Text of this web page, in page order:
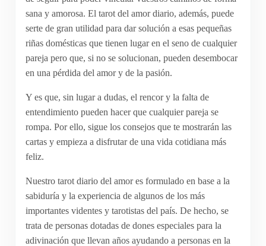
sana y amorosa. El tarot del amor diario, además, puede
serte de gran utilidad para dar solución a esas pequeñas
riñas domésticas que tienen lugar en el seno de cualquier
pareja pero que, si no se solucionan, pueden desembocar
en una pérdida del amor y de la pasión.
Y es que, sin lugar a dudas, el rencor y la falta de
entendimiento pueden hacer que cualquier pareja se
rompa. Por ello, sigue los consejos que te mostrarán las
cartas y empieza a disfrutar de una vida cotidiana más
feliz.
Nuestro tarot diario del amor es formulado en base a la
sabiduría y la experiencia de algunos de los más
importantes videntes y tarotistas del país. De hecho, se
trata de personas dotadas de dones especiales para la
adivinación que llevan años ayudando a personas en la